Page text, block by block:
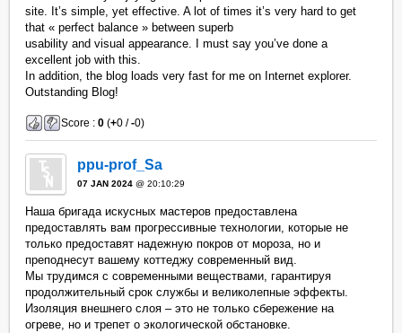
site. It’s simple, yet effective. A lot of times it’s very hard to get
that « perfect balance » between superb
usability and visual appearance. I must say you’ve done a
excellent job with this.
In addition, the blog loads very fast for me on Internet explorer.
Outstanding Blog!
Score :0 (+0 /-0)
ppu-prof_Sa
07 JAN 2024 @ 20:10:29
Наша бригада искусных мастеров предоставлена
предоставлять вам прогрессивные технологии, которые не
только предоставят надежную покров от мороза, но и
преподнесут вашему коттеджу современный вид.
Мы трудимся с современными веществами, гарантируя
продолжительный срок службы и великолепные эффекты.
Изоляция внешнего слоя – это не только сбережение на
огреве, но и трепет о экологической обстановке.